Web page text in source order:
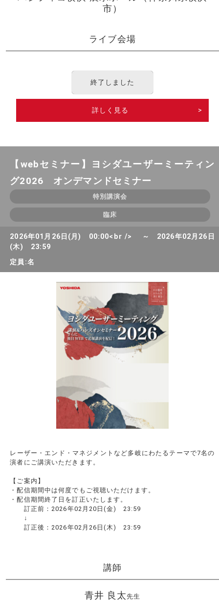
市）
ライブ会場
終了しました
詳しく見る >
【webセミナー】ヨシダユーザーミーティン
グ2026 オンデマンドセミナー
特別講演会
臨床
2026年01月26日(月) 00:00<br /> ～ 2026年02月26日
(木) 23:59
定員:名
レーザー・エンド・マネジメントなど多岐にわたるテーマで7名の
演者にご講演いただきます。
【ご案内】
・配信期間中は何度でもご視聴いただけます。
・配信期間終了日を訂正いたします。
訂正前：2026年02月20日(金) 23:59
↓
訂正後：2026年02月26日(木) 23:59
講師
青井 良太先生